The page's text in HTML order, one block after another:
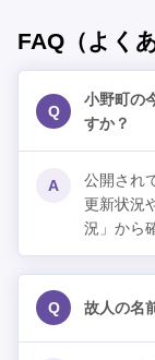
FAQ（よく
Q
小野町の
すか？
A
公開され
更新状況
況」から
Q 故人の名